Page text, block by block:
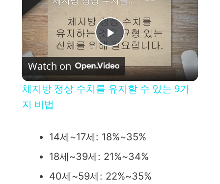
P
l
y
V
Watch on
체지방 정상 수치를 유지할 수 있는 9가
지 비법
14세~17세: 18%~35%
18세~39세: 21%~34%
40세~59세: 22%~35%